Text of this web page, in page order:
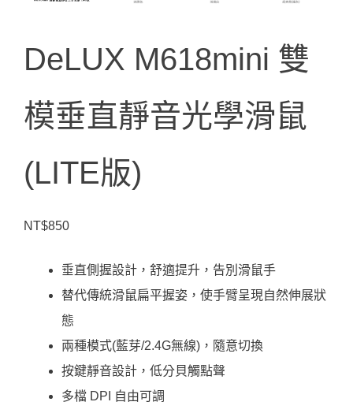
DeLUX M618mini 雙
模垂直靜音光學滑鼠
(LITE版)
NT$850
垂直側握設計，舒適提升，告別滑鼠手
替代傳統滑鼠扁平握姿，使手臂呈現自然伸展狀
態
兩種模式(藍芽/2.4G無線)，隨意切換
按鍵靜音設計，低分貝觸點聲
多檔 DPI 自由可調